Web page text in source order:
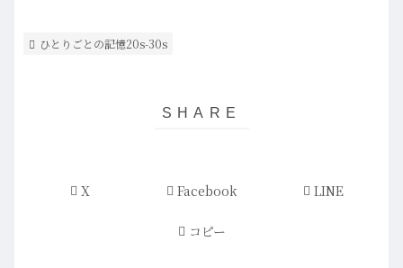
ひとりごとの記憶20s-30s
X Facebook LINE
コピー